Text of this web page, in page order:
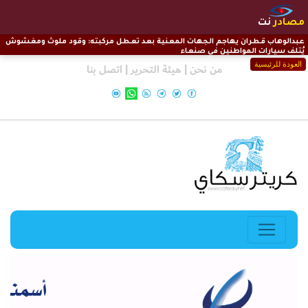
مصادرنت
العودة للرئيسية
عبدالوهاب قطران يهاجم الجهات المعنية بعد تعطل مركبته: وقود ملوث ومغشوش
يُتلف سيارات المواطنين في صنعاء